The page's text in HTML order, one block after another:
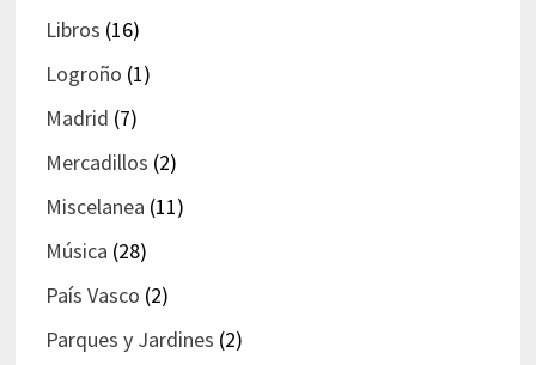
Libros (16)
Logroño (1)
Madrid (7)
Mercadillos (2)
Miscelanea (11)
Música (28)
País Vasco (2)
Parques y Jardines (2)